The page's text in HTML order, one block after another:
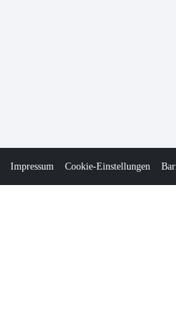
Impressum Cookie-Einstellungen